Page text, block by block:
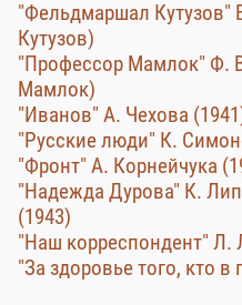
"Фельдмаршал Кутузов"
Кутузов)
"Профессор Мамлок" Ф.
Мамлок)
"Иванов" А. Чехова
"Русские люди" К.
"Фронт" А. Корнейчука
"Надежда Дурова" К.
(1943)
"Наш корреспондент" Л.
"За здоровье того, кто